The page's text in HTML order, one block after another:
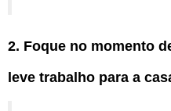
2. Foque no momento
leve trabalho para a